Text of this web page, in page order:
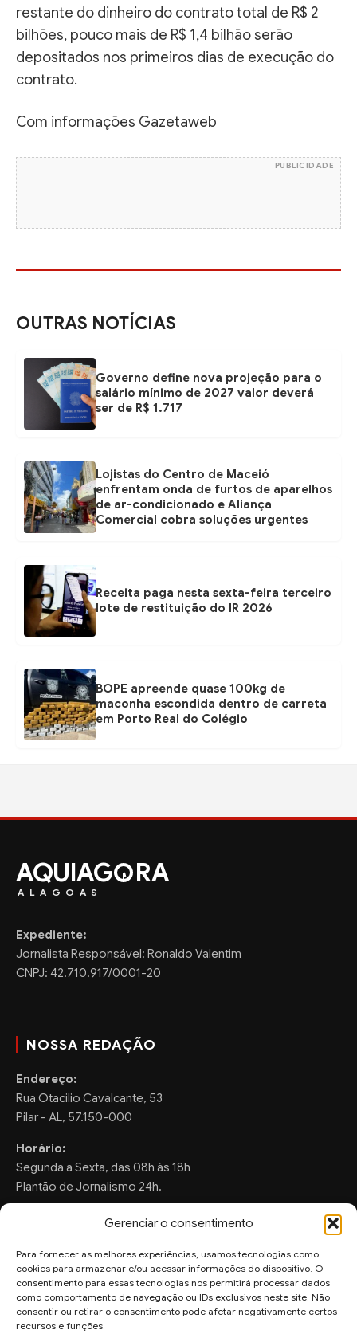
Gerenciar o consentimento
Para fornecer as melhores experiências, usamos tecnologias como
cookies para armazenar e/ou acessar informações do dispositivo. O
consentimento para essas tecnologias nos permitirá processar dados
como comportamento de navegação ou IDs exclusivos neste site. Não
consentir ou retirar o consentimento pode afetar negativamente certos
recursos e funções.
restante do dinheiro do contrato total de R$ 2
bilhões, pouco mais de R$ 1,4 bilhão serão
depositados nos primeiros dias de execução do
contrato.
Com informações Gazetaweb
PUBLICIDADE
OUTRAS NOTÍCIAS
Governo define nova projeção para o
salário mínimo de 2027 valor deverá
ser de R$ 1.717
Lojistas do Centro de Maceió
enfrentam onda de furtos de aparelhos
de ar-condicionado e Aliança
Comercial cobra soluções urgentes
Receita paga nesta sexta-feira terceiro
lote de restituição do IR 2026
BOPE apreende quase 100kg de
maconha escondida dentro de carreta
em Porto Real do Colégio
AQUIAG RA
ALAGOAS
Expediente:
Jornalista Responsável: Ronaldo Valentim
CNPJ: 42.710.917/0001-20
NOSSA REDAÇÃO
Endereço:
Rua Otacilio Cavalcante, 53
Pilar - AL, 57.150-000
Horário:
Segunda a Sexta, das 08h às 18h
Plantão de Jornalismo 24h.
FALE CONOSCO
Sugestões de Pauta:
ronaldo.valentim150@gmail.com